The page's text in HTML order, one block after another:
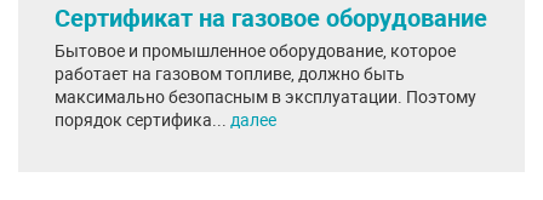
Сертификат на газовое оборудование
Бытовое и промышленное оборудование, которое
работает на газовом топливе, должно быть
максимально безопасным в эксплуатации. Поэтому
порядок сертифика... далее